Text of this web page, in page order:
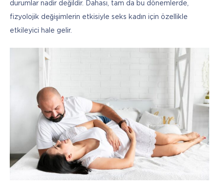
durumlar nadir değildir. Dahası, tam da bu dönemlerde,
fizyolojik değişimlerin etkisiyle seks kadın için özellikle
etkileyici hale gelir.